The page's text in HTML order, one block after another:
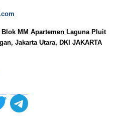
MM Apartemen Laguna Pluit
Jakarta Utara, DKI JAKARTA